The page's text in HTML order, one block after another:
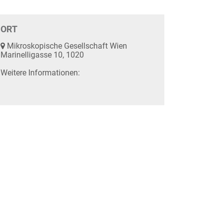
ORT
Mikroskopische Gesellschaft Wien
Marinelligasse 10, 1020
Weitere Informationen: